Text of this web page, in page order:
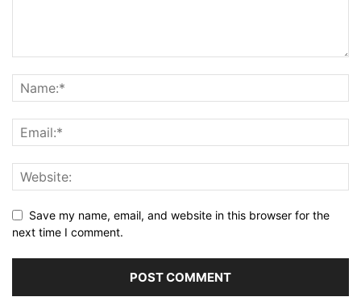
Save my name, email, and website in this browser for the
next time I comment.